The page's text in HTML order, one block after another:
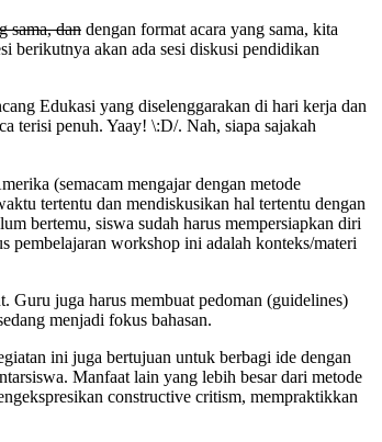
sama, dan dengan format acara yang sama, kita
berikutnya akan ada sesi diskusi pendidikan
Edukasi yang diselenggarakan di hari kerja dan
terisi penuh. Yaay! \:D/. Nah, siapa sajakah
(semacam mengajar dengan metode
tertentu dan mendiskusikan hal tertentu dengan
bertemu, siswa sudah harus mempersiapkan diri
pembelajaran workshop ini adalah konteks/materi
Guru juga harus membuat pedoman (guidelines)
menjadi fokus bahasan.
ini juga bertujuan untuk berbagi ide dengan
Manfaat lain yang lebih besar dari metode
constructive critism, mempraktikkan